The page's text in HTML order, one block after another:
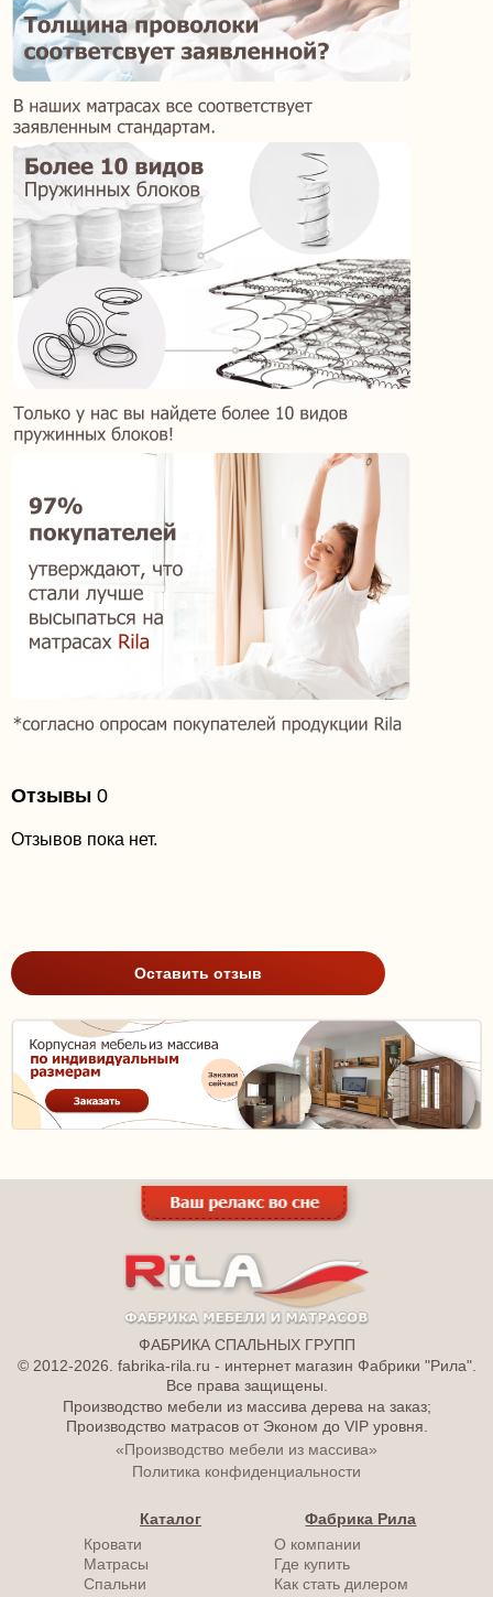
Отзывы 0
Отзывов пока нет.
Оставить отзыв
ФАБРИКА СПАЛЬНЫХ ГРУПП
© 2012-2026. fabrika-rila.ru - интернет магазин Фабрики "Рила".
Все права защищены.
Производство мебели из массива дерева на заказ;
Производство матрасов от Эконом до VIP уровня.
«Производство мебели из массива»
Политика конфиденциальности
Каталог
Кровати
Матрасы
Спальни
Фабрика Рила
О компании
Где купить
Как стать дилером